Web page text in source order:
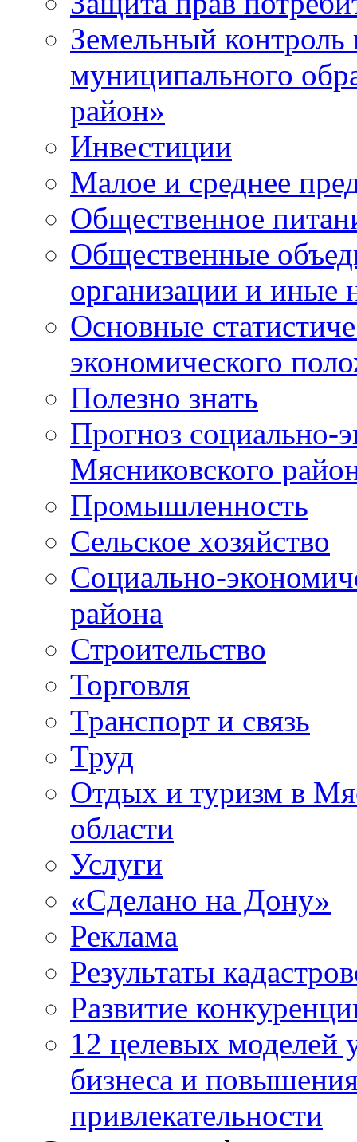
Земельный контроль
муниципального
район»
Инвестиции
Малое и среднее
Общественное
Общественные
организации и иные
Основные
экономического
Полезно знать
Прогноз социально-
Мясниковского
Промышленность
Сельское хозяйство
Социально-
района
Строительство
Торговля
Транспорт и связь
Труд
Отдых и туризм в
области
Услуги
«Сделано на Дону»
Реклама
Результаты
Развитие
12 целевых моделей
бизнеса и
привлекательности